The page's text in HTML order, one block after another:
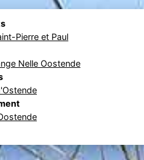
Pierre et Paul
Nelle Oostende